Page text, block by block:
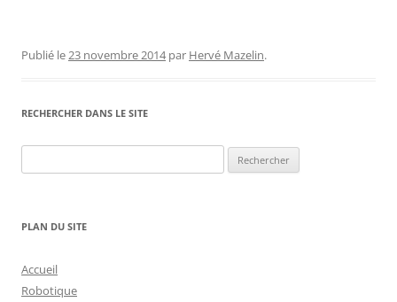
Publié le 23 novembre 2014par Hervé Mazelin.
RECHERCHER DANS LE SITE
PLAN DU SITE
Accueil
Robotique